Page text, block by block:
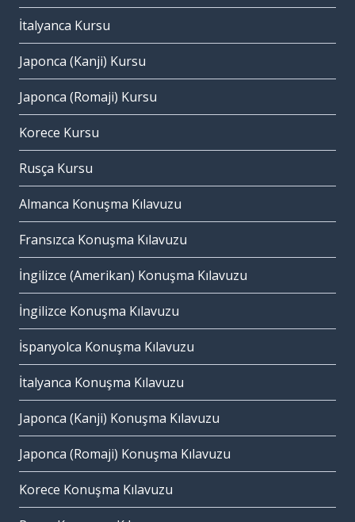
İtalyanca Kursu
Japonca (Kanji) Kursu
Japonca (Romaji) Kursu
Korece Kursu
Rusça Kursu
Almanca Konuşma Kılavuzu
Fransızca Konuşma Kılavuzu
İngilizce (Amerikan) Konuşma Kılavuzu
İngilizce Konuşma Kılavuzu
İspanyolca Konuşma Kılavuzu
İtalyanca Konuşma Kılavuzu
Japonca (Kanji) Konuşma Kılavuzu
Japonca (Romaji) Konuşma Kılavuzu
Korece Konuşma Kılavuzu